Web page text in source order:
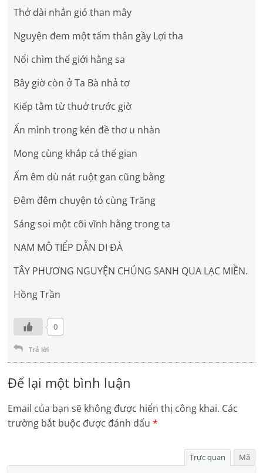
Thở dài nhắn gió than mây
Nguyện đem một tấm thân gầy Lợi tha
Nổi chìm thế giới hằng sa
Bây giờ còn ở Ta Bà nhả tơ
Kiếp tằm từ thuở trước giờ
Ẩn mình trong kén đề thơ u nhàn
Mong cùng khắp cả thế gian
Ấm êm dù nát ruột gan cũng bằng
Đêm đêm chuyện tỏ cùng Trăng
Sáng soi một cõi vĩnh hằng trong ta
NAM MÔ TIỂP DẪN DI ĐÀ
TÂY PHƯƠNG NGUYỆN CHÚNG SANH QUA LẠC MIỀN.
Hồng Trần
0
Trả lời
Để lại một bình luận
Email của bạn sẽ không được hiển thị công khai. Các
trường bắt buộc được đánh dấu*
Trực quan Mã